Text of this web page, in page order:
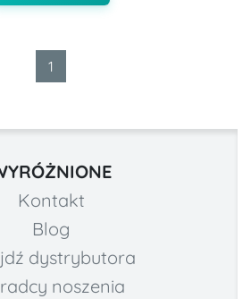
1
Kontakt
Blog
dystrybutora
noszenia